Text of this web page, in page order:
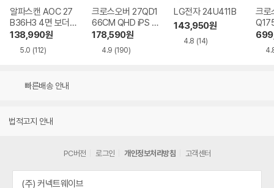
알파스캔 AOC 27
B36H3 4면 보더리
스 IPS 120 시력보
호 무결점
138,990원
5.0 (112)
크로스오버 27QD1
66CM QHD iPS U
SB-C 화이트 Ai 멀
티스탠드
178,590원
4.9 (190)
LG전자 24U411B
143,950원
4.8 (14)
크로
Ai
빠른배송 안내
법적고지 안내
PC버전 로그인 개인정보처리방침 고객센터
(주) 커넥트웨이브